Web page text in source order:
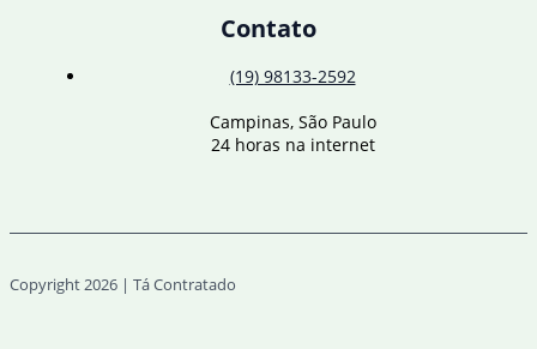
Contato
(19) 98133-2592
Campinas, São Paulo
24 horas na internet
Copyright 2026 | Tá Contratado